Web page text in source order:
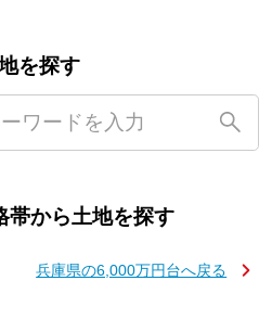
を探す
帯から土地を探す
兵庫県の6,000万円台へ戻る